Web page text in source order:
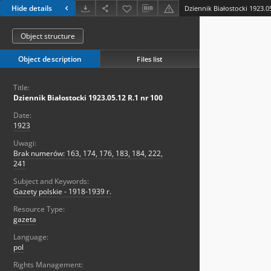
Hide details Dziennik Białostocki
Object structure
Object description Files list
Title:
Dziennik Białostocki 1923.05.12 R.1 nr 100
Date:
1923
Uwagi:
Brak numerów: 163, 174, 176, 183, 184, 222,
241
Subject and Keywords:
Gazety polskie - 1918-1939 r.
Resource Type:
gazeta
Language:
pol
Rights Management: